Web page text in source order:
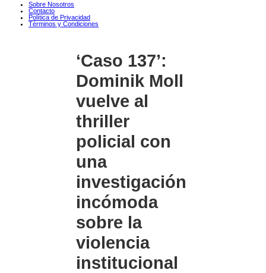
Sobre Nosotros
Contacto
Política de Privacidad
Términos y Condiciones
‘Caso 137’:
Dominik Moll
vuelve al
thriller
policial con
una
investigación
incómoda
sobre la
violencia
institucional